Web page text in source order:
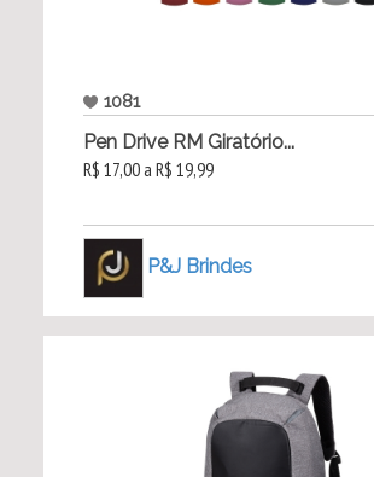
1081
Pen Drive RM Giratório...
R$ 17,00 a R$ 19,99
P&J Brindes